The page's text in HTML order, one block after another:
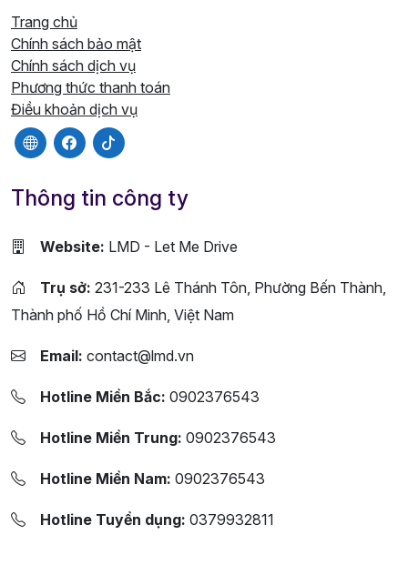
Trang chủ
Chính sách bảo mật
Chính sách dịch vụ
Phương thức thanh toán
Điều khoản dịch vụ
Thông tin công ty
Website: LMD - Let Me Drive
Trụ sở: 231-233 Lê Thánh Tôn, Phường Bến Thành,
Thành phố Hồ Chí Minh, Việt Nam
Email: contact@lmd.vn
Hotline Miền Bắc: 0902376543
Hotline Miền Trung: 0902376543
Hotline Miền Nam: 0902376543
Hotline Tuyển dụng: 0379932811